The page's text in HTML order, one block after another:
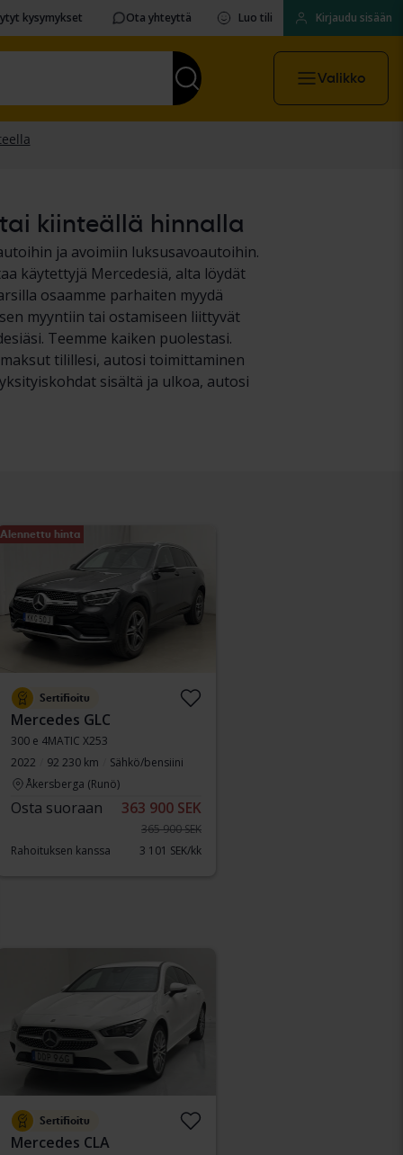
kysymykset Ota yhteyttä Luo tili Kirjaudu sisään
Valikko
kiinteällä hinnalla
ja avoimiin luksusavoautoihin.
käytettyjä Mercedesiä, alta löydät
osaamme parhaiten myydä
myyntiin tai ostamiseen liittyvät
Teemme kaiken puolestasi.
tilillesi, autosi toimittaminen
sisältä ja ulkoa, autosi
Alennettu hinta
Sertifioitu
Mercedes GLC
300 e 4MATIC X253
2022
92 230 km
Sähkö/bensiini
Åkersberga (Runö)
Osta suoraan 363 900 SEK
365 900 SEK
Rahoituksen kanssa
3 101 SEK/kk
Sertifioitu
Mercedes CLA